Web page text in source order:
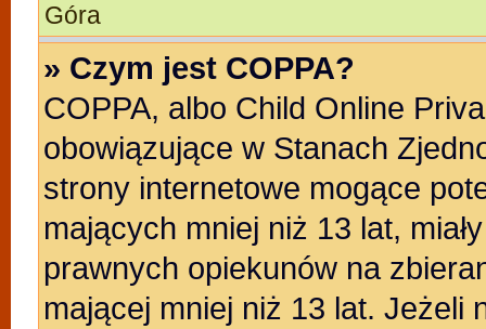
Góra
» Czym jest COPPA?
COPPA, albo Child Online
obowiązujące w Stanach
strony internetowe mogące
mających mniej niż 13 lat,
prawnych opiekunów na
mającej mniej niż 13 lat. Jeżeli